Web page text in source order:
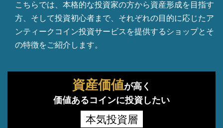
こちらでは、本格的な投資家の方から資産形成を目指す
方、そして投資初心者まで、それぞれの目的に応じたア
ンティークコイン投資サービスを提供するショップとそ
の特徴をご紹介します。
資産価値が高く
価値あるコインに投資したい
本気投資層